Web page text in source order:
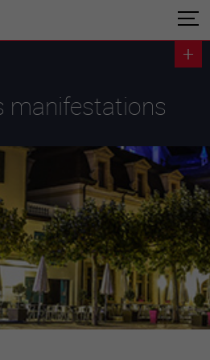
manifestations